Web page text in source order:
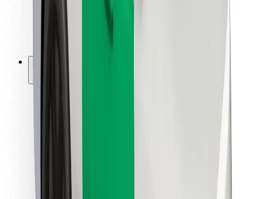
Soluções para as cidades
Aeroportos
Estações de carregamento da Bolt
Ajuda
Para passageiros
Para motoristas
Para estafetas
Bolt Food